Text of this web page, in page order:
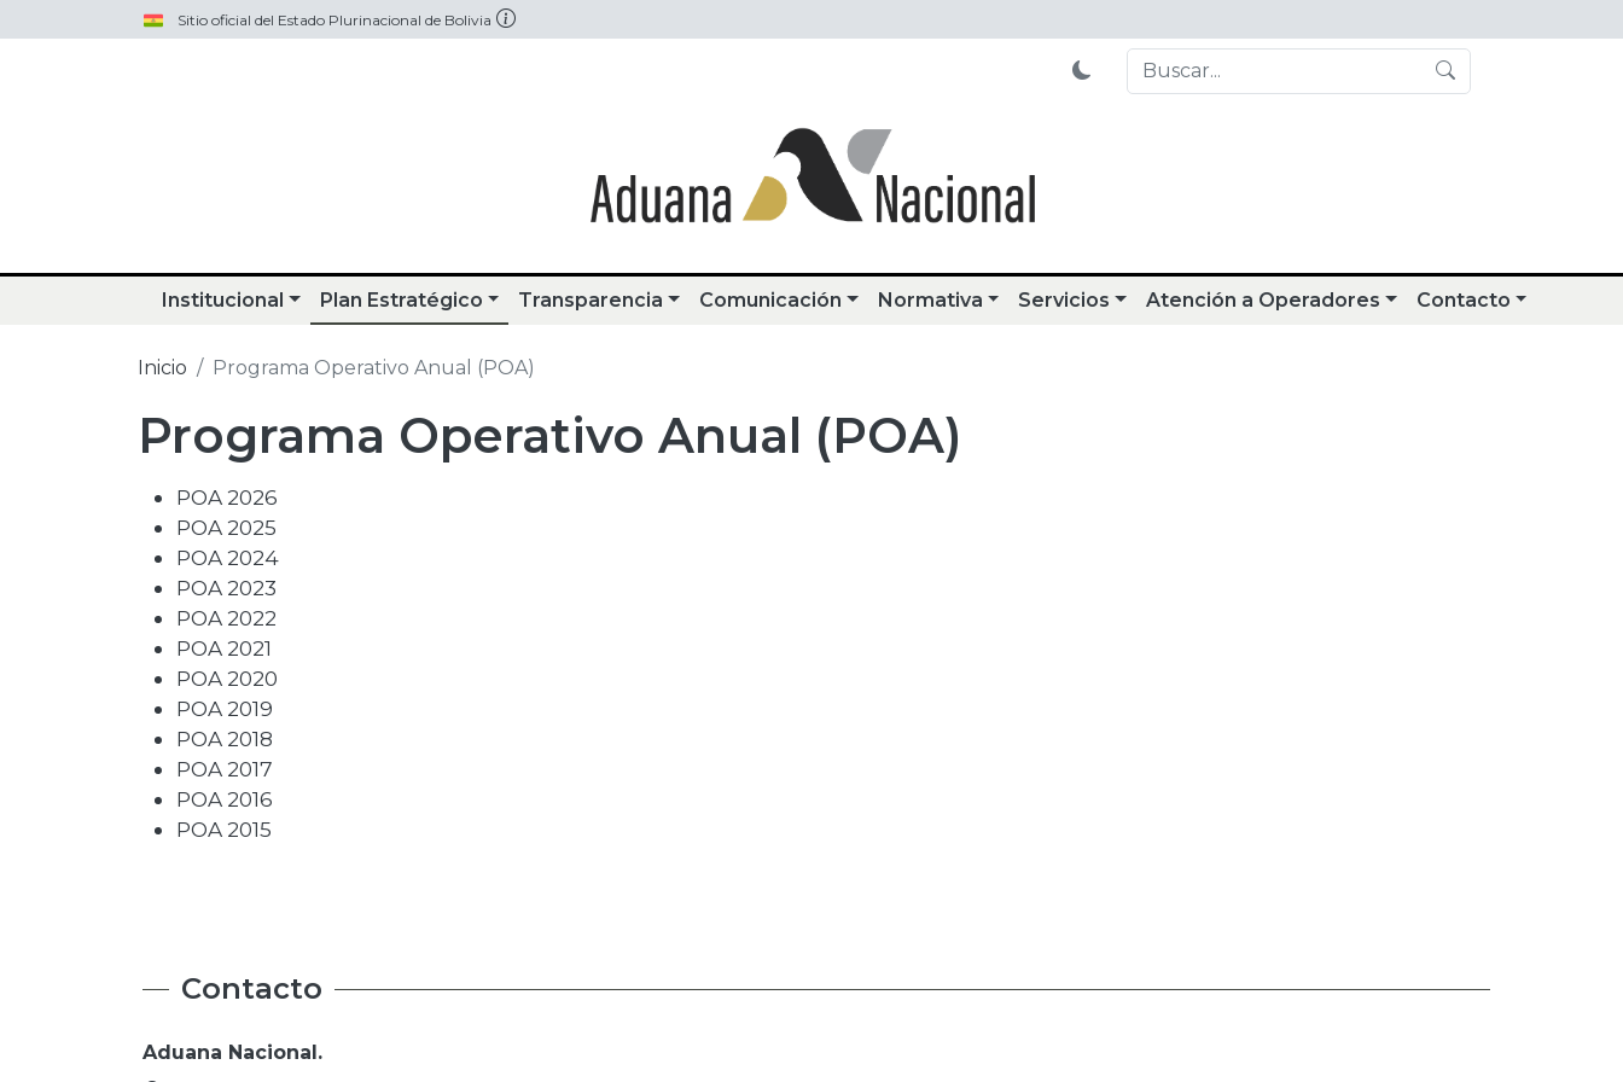
Pasar al contenido principalSitio oficial del Estado Plurinacional de Bolivia
Institucional Plan Estratégico Transparencia Comunicación Normativa Servicios Atención a Operadores Contacto
Inicio Programa Operativo Anual (POA)
Programa Operativo Anual (POA)
POA 2026
POA 2025
POA 2024
POA 2023
POA 2022
POA 2021
POA 2020
POA 2019
POA 2018
POA 2017
POA 2016
POA 2015
Contacto
Aduana Nacional.